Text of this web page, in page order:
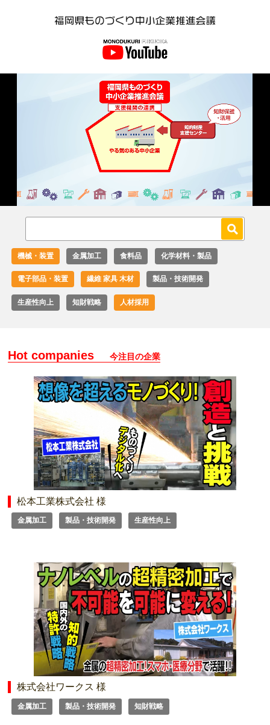
Unmute Loaded:
機械・装置 金属加工 食料品 化学材料・製品
電子部品・装置 繊維 家具 木材 製品・技術開発
生産性向上 知財戦略 人材採用
Hot companies 今注目の企業
松本工業株式会社 様
金属加工 製品・技術開発 生産性向上
株式会社ワークス 様
金属加工 製品・技術開発 知財戦略